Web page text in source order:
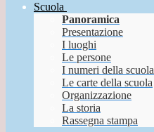
Scuola
Panoramica
Presentazione
I luoghi
Le persone
I numeri della scuola
Le carte della scuola
Organizzazione
La storia
Rassegna stampa